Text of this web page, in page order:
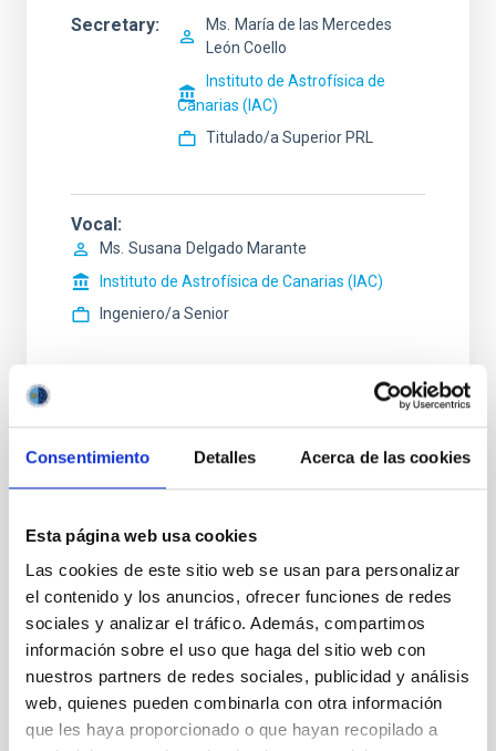
Consentimiento Detalles Acerca de las cookies
Esta página web usa cookies
Las cookies de este sitio web se usan para personalizar
el contenido y los anuncios, ofrecer funciones de redes
sociales y analizar el tráfico. Además, compartimos
información sobre el uso que haga del sitio web con
nuestros partners de redes sociales, publicidad y análisis
web, quienes pueden combinarla con otra información
que les haya proporcionado o que hayan recopilado a
Secretary Ms.
María de las Mercedes
León Coello
Instituto de Astrofísica de
Canarias (IAC)
Titulado/a Superior PRL
Vocal
Ms. Susana Delgado Marante
Instituto de Astrofísica de Canarias (IAC)
Ingeniero/a Senior
STATE
ADMINISTRATIVE MANAGEMENT
REQUIRED DEGREE
BACHELOR'S DEGREE (QF-EHEA FIRST CYCLE)
SPECIALTY
GESTIÓN ADMINISTRATIVA
PROMOTION
NO